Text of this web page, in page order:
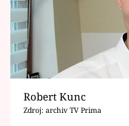
Robert Kunc
Zdroj: archiv TV Prima